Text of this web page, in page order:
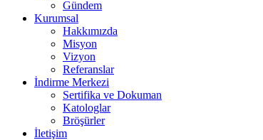
Gündem
Kurumsal
Hakkımızda
Misyon
Vizyon
Referanslar
İndirme Merkezi
Sertifika ve Dokuman
Katologlar
Bröşürler
İletişim